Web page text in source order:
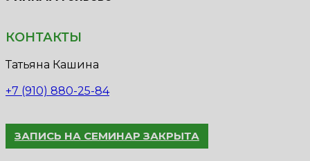
КОНТАКТЫ
Татьяна Кашина
+7 (910) 880-25-84
ЗАПИСЬ НА СЕМИНАР ЗАКРЫТА